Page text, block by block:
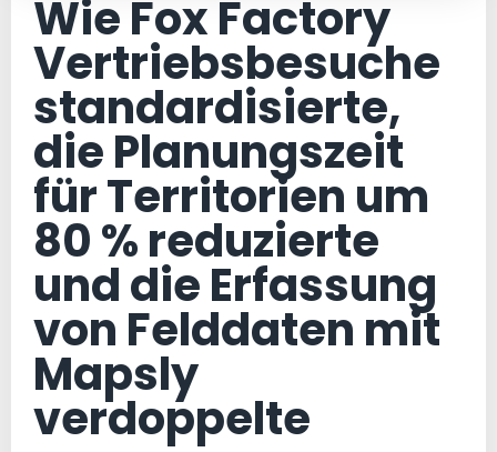
Wie Fox Factory
Vertriebsbesuche
standardisierte,
die Planungszeit
für Territorien um
80 % reduzierte
und die Erfassung
von Felddaten mit
Mapsly
verdoppelte